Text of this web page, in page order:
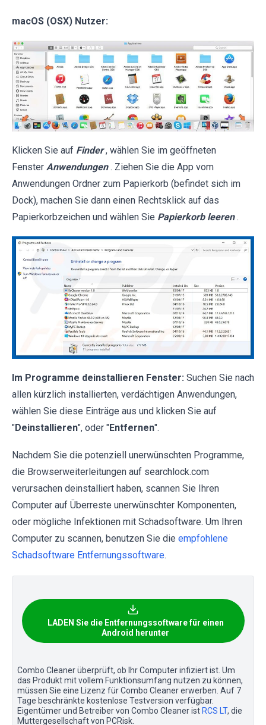
macOS (OSX) Nutzer:
Klicken Sie auf Finder , wählen Sie im geöffneten
Fenster Anwendungen . Ziehen Sie die App vom
Anwendungen Ordner zum Papierkorb (befindet sich im
Dock), machen Sie dann einen Rechtsklick auf das
Papierkorbzeichen und wählen Sie Papierkorb leeren .
Im Programme deinstallieren Fenster: Suchen Sie nach
allen kürzlich installierten, verdächtigen Anwendungen,
wählen Sie diese Einträge aus und klicken Sie auf
"Deinstallieren", oder "Entfernen".
Nachdem Sie die potenziell unerwünschten Programme,
die Browserweiterleitungen auf searchlock.com
verursachen deinstalliert haben, scannen Sie Ihren
Computer auf Überreste unerwünschter Komponenten,
oder mögliche Infektionen mit Schadsoftware. Um Ihren
Computer zu scannen, benutzen Sie die empfohlene
Schadsoftware Entfernungssoftware.
LADEN Sie die Entfernungssoftware für einen
Android herunter
Combo Cleaner überprüft, ob Ihr Computer infiziert ist. Um
das Produkt mit vollem Funktionsumfang nutzen zu können,
müssen Sie eine Lizenz für Combo Cleaner erwerben. Auf 7
Tage beschränkte kostenlose Testversion verfügbar.
Eigentümer und Betreiber von Combo Cleaner ist RCS LT, die
Muttergesellschaft von PCRisk.